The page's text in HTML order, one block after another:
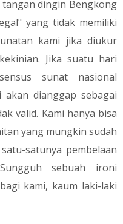
dingin Bengkong
yang tidak memiliki
kami jika diukur
Jika suatu hari
sunat nasional
dianggap sebagai
valid. Kami hanya bisa
yang mungkin sudah
satunya pembelaan
sebuah ironi
kami, kaum laki-laki